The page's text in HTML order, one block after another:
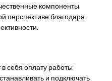
компоненты
перспективе благодаря
себя оплату работы
и подключать